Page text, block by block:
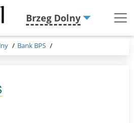
Brzeg Dolny
Bank BPS